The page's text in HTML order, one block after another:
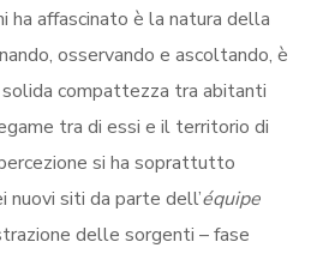
ha affascinato è la natura della
osservando e ascoltando, è
compattezza tra abitanti
tra di essi e il territorio di
si ha soprattutto
nuovi siti da parte dell’équipe
delle sorgenti – fase